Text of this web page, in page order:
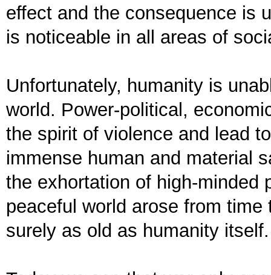
effect and the consequence is
is noticeable in all areas of
Unfortunately, humanity is
world. Power-political,
the spirit of violence and lead
immense human and material
the exhortation of high-minded
peaceful world arose from
surely as old as humanity itself.